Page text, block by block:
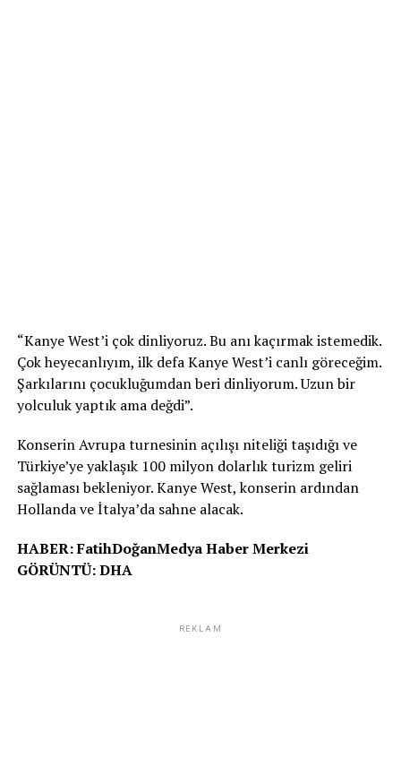
“Kanye West’i çok dinliyoruz. Bu anı kaçırmak istemedik.
Çok heyecanlıyım, ilk defa Kanye West’i canlı göreceğim.
Şarkılarını çocukluğumdan beri dinliyorum. Uzun bir
yolculuk yaptık ama değdi”.
Konserin Avrupa turnesinin açılışı niteliği taşıdığı ve
Türkiye’ye yaklaşık 100 milyon dolarlık turizm geliri
sağlaması bekleniyor. Kanye West, konserin ardından
Hollanda ve İtalya’da sahne alacak.
HABER: FatihDoğanMedya Haber Merkezi
GÖRÜNTÜ: DHA
REKLAM